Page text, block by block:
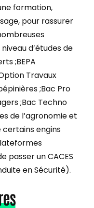
formation,
pour rassurer
d’études de
;BEPA
Travaux
;Bac Pro
;Bac Techno
de l’agronomie et
certains engins
passer un CACES
en Sécurité).